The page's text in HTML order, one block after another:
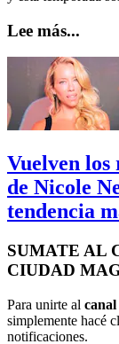
Lee más...
Vuelven los
de Nicole
tendencia
SUMATE AL
CIUDAD
Para unirte al
simplemente hacé
notificaciones.